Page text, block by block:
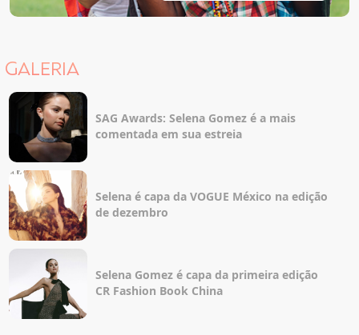
GALERIA
SAG Awards: Selena Gomez é a mais
comentada em sua estreia
Selena é capa da VOGUE México na edição
de dezembro
Selena Gomez é capa da primeira edição
CR Fashion Book China